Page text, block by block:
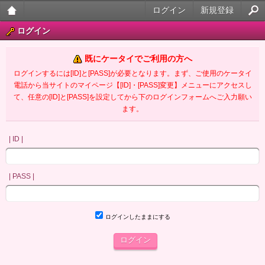
大人
ータ
イ官
新規登録
ログイン
ログイン
既にケータイでご利用の方へ
ログインするには[ID]と[PASS]が必要となります。まず、ご使用のケータイ
電話から当サイトのマイページ【[ID]・[PASS]変更】メニューにアクセスし
て、任意の[ID]と[PASS]を設定してから下のログインフォームへご入力願い
ます。
| ID |
| PASS |
ログインしたままにする